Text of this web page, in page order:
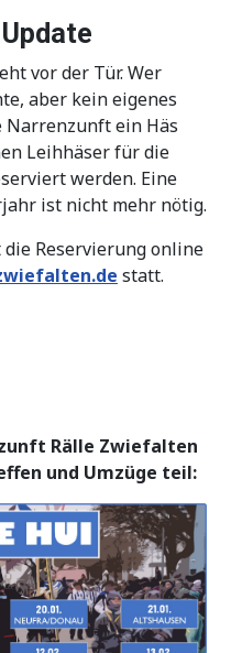
vor der Tür. Wer
aber kein eigenes
Narrenzunft ein Häs
Leihhäser für die
werden. Eine
ist nicht mehr nötig.
Reservierung online
statt.
Rälle Zwiefalten
und Umzüge teil: